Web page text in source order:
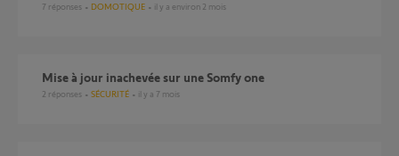
7 réponses DOMOTIQUE il y a environ 2 mois
Mise à jour inachevée sur une Somfy one
2 réponses SÉCURITÉ il y a 7 mois